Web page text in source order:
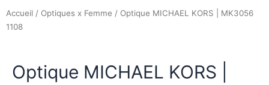
Accueil / Optiques x Femme / Optique MICHAEL KORS | MK3056
1108
Optique MICHAEL KORS |